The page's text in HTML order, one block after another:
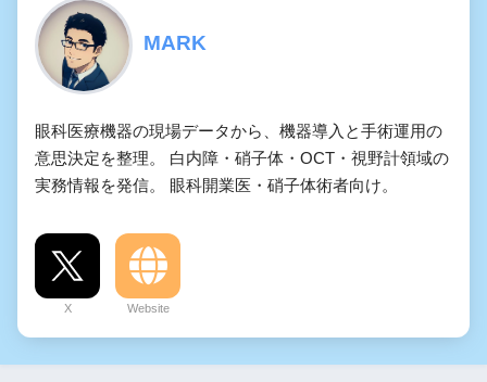
MARK
眼科医療機器の現場データから、機器導入と手術運用の
意思決定を整理。 白内障・硝子体・OCT・視野計領域の
実務情報を発信。 眼科開業医・硝子体術者向け。
X Website